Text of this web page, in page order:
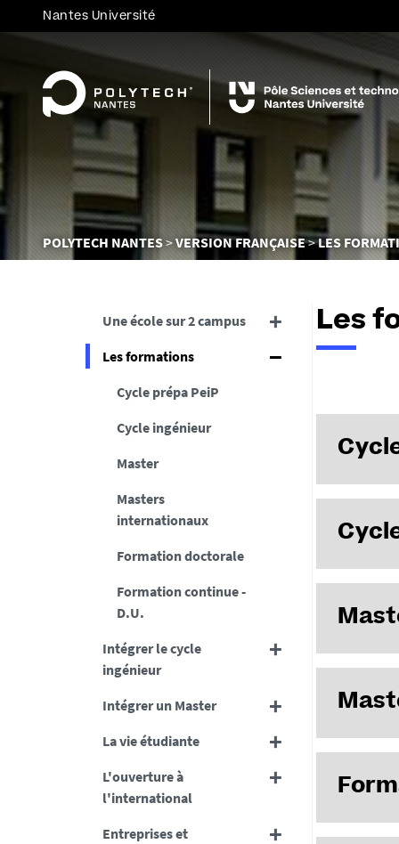
Nantes Université
Vous
êtes
POLYTECH NANTES VERSION FRANÇAISE LES
Une école sur 2 campus
Les formations
Cycle prépa PeiP
Cycle ingénieur
Master
Masters
internationaux
Formation doctorale
Formation continue -
D.U.
Intégrer le cycle
ingénieur
Intégrer un Master
La vie étudiante
L'ouverture à
l'international
Entreprises et
Les
Réservé
habilitées
année). La
La
Polytech
GEPEA.
Polytech